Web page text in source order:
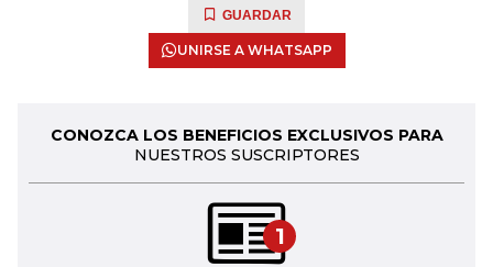
GUARDAR
UNIRSE A WHATSAPP
CONOZCA LOS BENEFICIOS EXCLUSIVOS PARA
NUESTROS SUSCRIPTORES
1